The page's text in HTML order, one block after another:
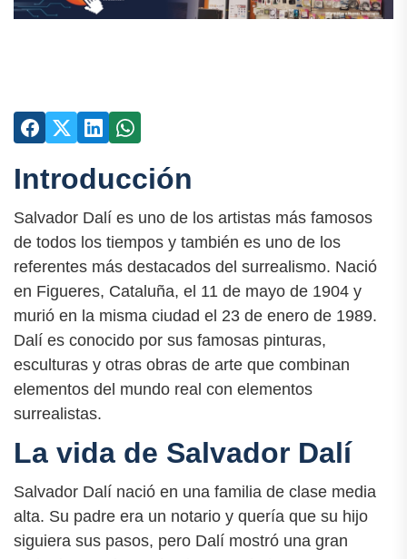
Introducción
Salvador Dalí es uno de los artistas más famosos
de todos los tiempos y también es uno de los
referentes más destacados del surrealismo. Nació
en Figueres, Cataluña, el 11 de mayo de 1904 y
murió en la misma ciudad el 23 de enero de 1989.
Dalí es conocido por sus famosas pinturas,
esculturas y otras obras de arte que combinan
elementos del mundo real con elementos
surrealistas.
La vida de Salvador Dalí
Salvador Dalí nació en una familia de clase media
alta. Su padre era un notario y quería que su hijo
siguiera sus pasos, pero Dalí mostró una gran